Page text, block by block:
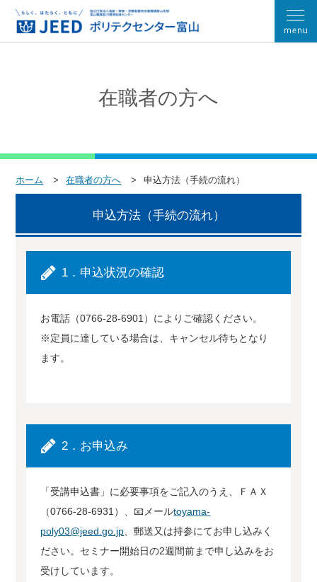
在職者の方へ
ホーム 在職者の方へ 申込方法（手続の流れ）
申込方法（手続の流れ）
1．申込状況の確認
お電話（0766-28-6901）によりご確認ください。
※定員に達している場合は、キャンセル待ちとなり
ます。
2．お申込み
「受講申込書」に必要事項をご記入のうえ、ＦＡＸ
（0766-28-6931）、📧メールtoyama-
poly03@jeed.go.jp 、郵送又は持参にてお申し込みく
ださい。セミナー開始日の2週間前まで申し込みをお
受けしています。